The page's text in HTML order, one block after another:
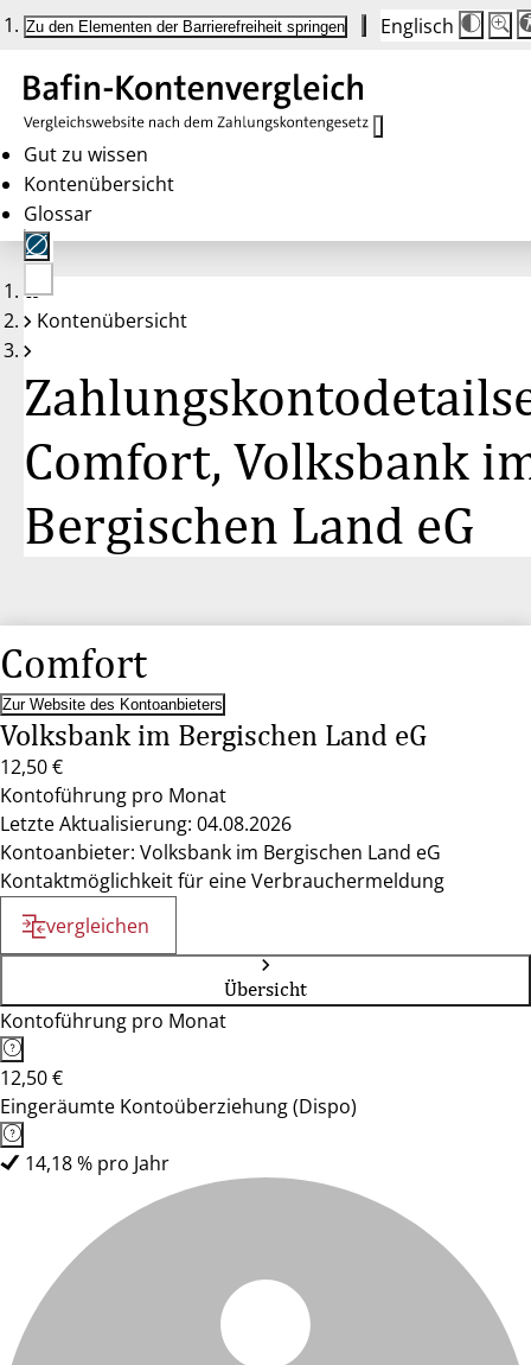
Zu den Elementen der Barrierefreiheit springen Englisch
Die
auf
100
100
Gut zu wissen
Kontenübersicht
Glossar
Keine
Konten
Kontenübersicht
Comfort, Volksbank
Bergischen Land eG
Comfort
Zur Website des Kontoanbieters
Volksbank im Bergischen Land eG
12,50 €
Kontoführung pro Monat
Letzte Aktualisierung: 04.08.2026
Kontoanbieter: Volksbank im Bergischen Land eG
Kontaktmöglichkeit für eine Verbrauchermeldung
vergleichen
Übersicht
Kontoführung pro Monat
12,50 €
Eingeräumte Kontoüberziehung (Dispo)
14,18 % pro Jahr